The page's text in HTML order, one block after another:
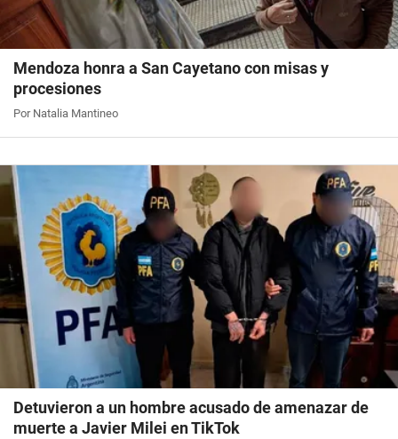
Mendoza honra a San Cayetano con misas y
procesiones
Por Natalia Mantineo
Detuvieron a un hombre acusado de amenazar de
muerte a Javier Milei en TikTok